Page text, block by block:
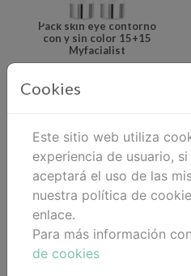
Pack skin eye contorno
con y sin color 15+15
Myfacialist
Cookies
Este sitio web utiliza
experiencia de usuario,
aceptará el uso de las
nuestra política de
enlace.
Para más información
de cookies